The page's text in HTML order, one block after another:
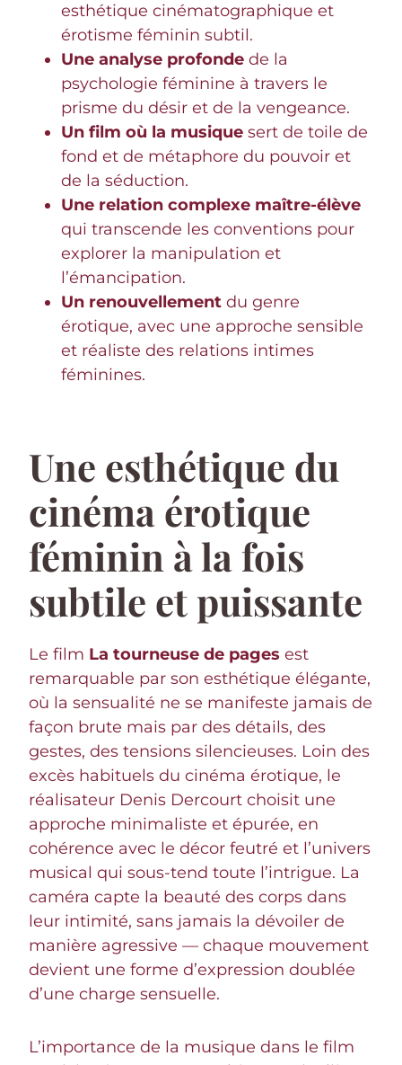
esthétique cinématographique et
érotisme féminin subtil.
Une analyse profonde de la
psychologie féminine à travers le
prisme du désir et de la vengeance.
Un film où la musique sert de toile de
fond et de métaphore du pouvoir et
de la séduction.
Une relation complexe maître-élève
qui transcende les conventions pour
explorer la manipulation et
l’émancipation.
Un renouvellement du genre
érotique, avec une approche sensible
et réaliste des relations intimes
féminines.
Une esthétique du
cinéma érotique
féminin à la fois
subtile et puissante
Le film La tourneuse de pages est
remarquable par son esthétique élégante,
où la sensualité ne se manifeste jamais de
façon brute mais par des détails, des
gestes, des tensions silencieuses. Loin des
excès habituels du cinéma érotique, le
réalisateur Denis Dercourt choisit une
approche minimaliste et épurée, en
cohérence avec le décor feutré et l’univers
musical qui sous-tend toute l’intrigue. La
caméra capte la beauté des corps dans
leur intimité, sans jamais la dévoiler de
manière agressive — chaque mouvement
devient une forme d’expression doublée
d’une charge sensuelle.
L’importance de la musique dans le film